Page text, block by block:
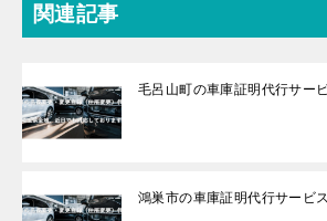
関連記事
毛呂山町の車庫証明代行サー
鴻巣市の車庫証明代行サービ